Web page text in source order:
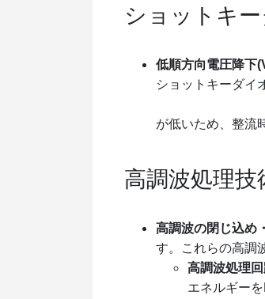
ショットキ
低順方向電圧降下
ショットキーダイ
が低いため、整流
高調波処理技
高調波の閉じ込め
す。これらの高調
高調波処理
エネルギー